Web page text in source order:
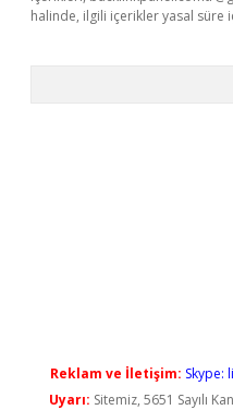
halinde, ilgili içerikler yasal süre
Reklam ve İletişim: Skype:
Uyarı: Sitemiz, 5651 Sayılı